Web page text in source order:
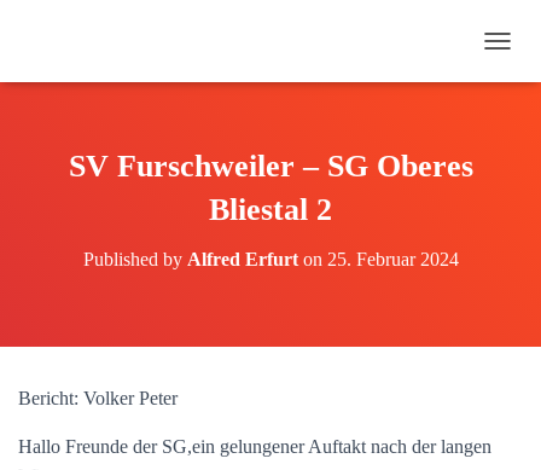
A
SV Furschweiler – SG Oberes
Bliestal 2
Published by Alfred Erfurton 25. Februar 2024
Bericht: Volker Peter
Hallo Freunde der SG,ein gelungener Auftakt nach der langen